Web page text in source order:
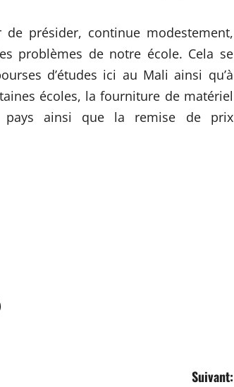
de présider, continue modestement,
problèmes de notre école. Cela se
d’études ici au Mali ainsi qu’à
écoles, la fourniture de matériel
pays ainsi que la remise de prix
Suivant: